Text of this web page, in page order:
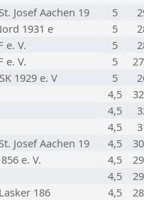
Josef Aachen 19 5
1931 e 5
e. V. 5
e. V. 5
1929 e. V 5
4,5
4,5
4,5
Josef Aachen 19 4,5
e. V. 4,5
4,5
186 4,5